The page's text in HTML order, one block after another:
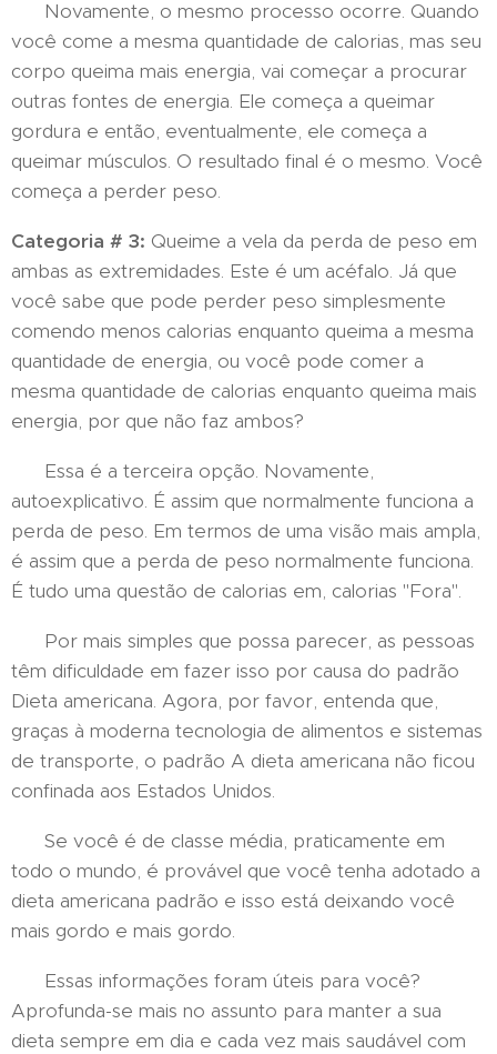
Novamente, o mesmo processo ocorre. Quando
você come a mesma quantidade de calorias, mas seu
corpo queima mais energia, vai começar a procurar
outras fontes de energia. Ele começa a queimar
gordura e então, eventualmente, ele começa a
queimar músculos. O resultado final é o mesmo. Você
começa a perder peso.
Categoria # 3: Queime a vela da perda de peso em
ambas as extremidades. Este é um acéfalo. Já que
você sabe que pode perder peso simplesmente
comendo menos calorias enquanto queima a mesma
quantidade de energia, ou você pode comer a
mesma quantidade de calorias enquanto queima mais
energia, por que não faz ambos?
Essa é a terceira opção. Novamente,
autoexplicativo. É assim que normalmente funciona a
perda de peso. Em termos de uma visão mais ampla,
é assim que a perda de peso normalmente funciona.
É tudo uma questão de calorias em, calorias "Fora".
Por mais simples que possa parecer, as pessoas
têm dificuldade em fazer isso por causa do padrão
Dieta americana. Agora, por favor, entenda que,
graças à moderna tecnologia de alimentos e sistemas
de transporte, o padrão A dieta americana não ficou
confinada aos Estados Unidos.
Se você é de classe média, praticamente em
todo o mundo, é provável que você tenha adotado a
dieta americana padrão e isso está deixando você
mais gordo e mais gordo.
Essas informações foram úteis para você?
Aprofunda-se mais no assunto para manter a sua
dieta sempre em dia e cada vez mais saudável com